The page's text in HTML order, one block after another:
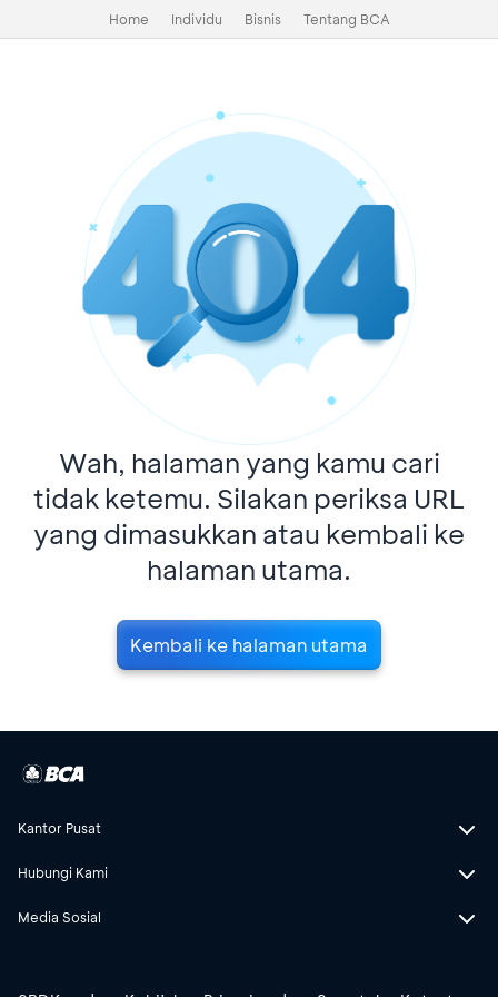
Home Individu Bisnis Tentang BCA
Wah, halaman yang kamu cari
tidak ketemu. Silakan periksa URL
yang dimasukkan atau kembali ke
halaman utama.
Kembali ke halaman utama
Kantor Pusat
Hubungi Kami
Media Sosial